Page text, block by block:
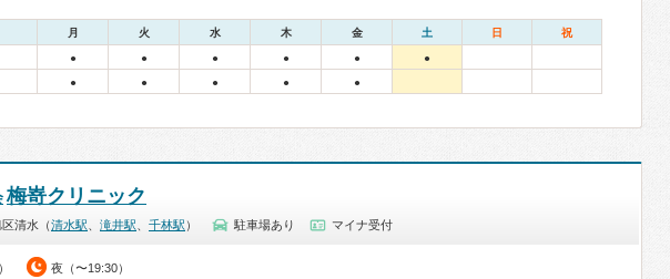
月 火 水 木 金 土 日 祝
● ● ● ● ●
●
●
● ● ● ●
梅嵜クリニック
清水（清水駅 滝井駅 千林駅 ） 駐車場あり マイナ受付
夜（〜19:30）